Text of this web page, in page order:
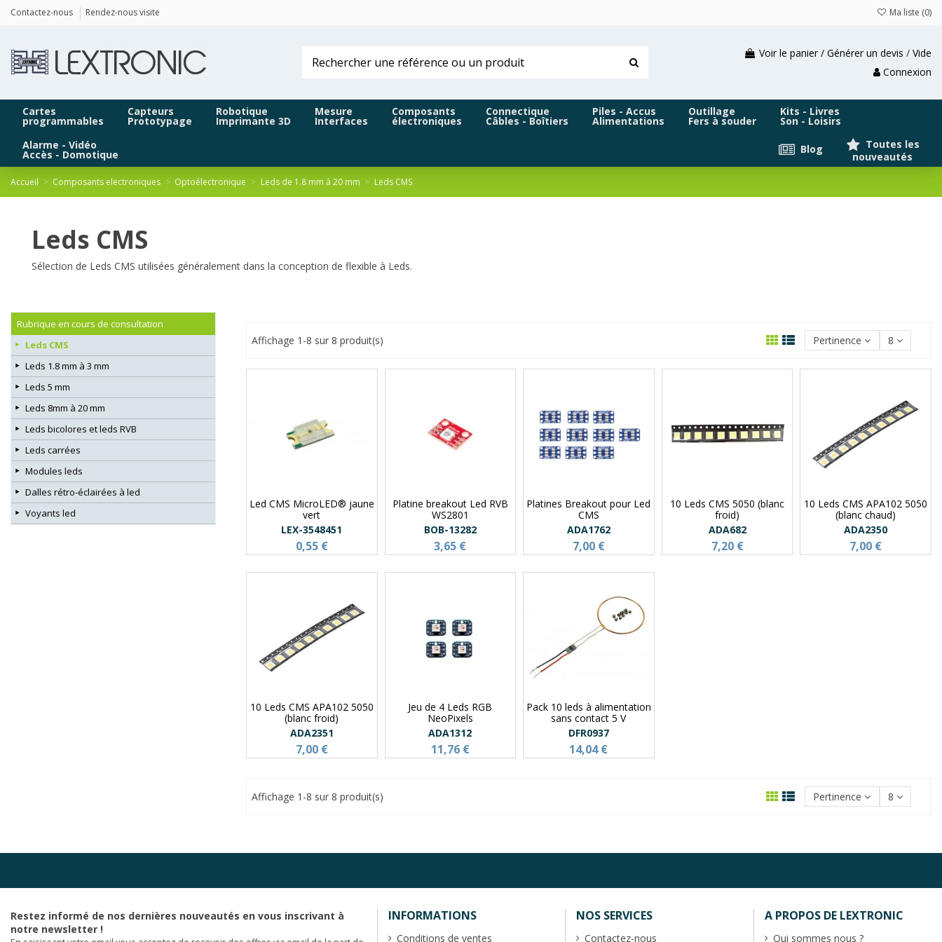
Contactez-nous Rendez-nous visite Ma liste (0)
Voir le panier / Générer un devis / Vide
Connexion
Cartes
programmables
Capteurs
Prototypage
Robotique
Imprimante 3D
Mesure
Interfaces
Composants
électroniques
Connectique
Câbles - Boîtiers
Piles - Accus
Alimentations
Outillage
Fers à souder
Kits - Livres
Son - Loisirs
Alarme - Vidéo
Accès - Domotique
Toutes les
nouveautés
Blog
Accueil Composants electroniques Optoélectronique Leds de 1.8 mm à 20 mm Leds CMS
Leds CMS
Sélection de Leds CMS utilisées généralement dans la conception de flexible à Leds.
Affichage 1-8 sur 8 produit(s) Pertinence 8
Led CMS MicroLED® jaune
vert
LEX-3548451
0,55 €
Platine breakout Led RVB
WS2801
BOB-13282
3,65 €
Platines Breakout pour Led
CMS
ADA1762
7,00 €
10 Leds CMS 5050 (blanc
froid)
ADA682
7,20 €
10 Leds CMS APA102 5050
(blanc chaud)
ADA2350
7,00 €
10 Leds CMS APA102 5050
(blanc froid)
ADA2351
7,00 €
Jeu de 4 Leds RGB
NeoPixels
ADA1312
11,76 €
Pack 10 leds à alimentation
sans contact 5 V
DFR0937
14,04 €
Affichage 1-8 sur 8 produit(s) Pertinence 8
Rubrique en cours de consultation
Leds CMS
Leds 1.8 mm à 3 mm
Leds 5 mm
Leds 8mm à 20 mm
Leds bicolores et leds RVB
Leds carrées
Modules leds
Dalles rétro-éclairées à led
Voyants led
Restez informé de nos dernières nouveautés en vous inscrivant à
notre newsletter !
INFORMATIONS
Conditions de ventes
NOS SERVICES
Contactez-nous
A PROPOS DE LEXTRONIC
Qui sommes nous ?
Panneau de gestion des cookies